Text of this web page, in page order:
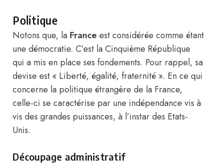
Politique
Notons que, la France est considérée comme étant
une démocratie. C’est la Cinquième République
qui a mis en place ses fondements. Pour rappel, sa
devise est « Liberté, égalité, fraternité ». En ce qui
concerne la politique étrangère de la France,
celle-ci se caractérise par une indépendance vis à
vis des grandes puissances, à l’instar des Etats-
Unis.
Découpage administratif